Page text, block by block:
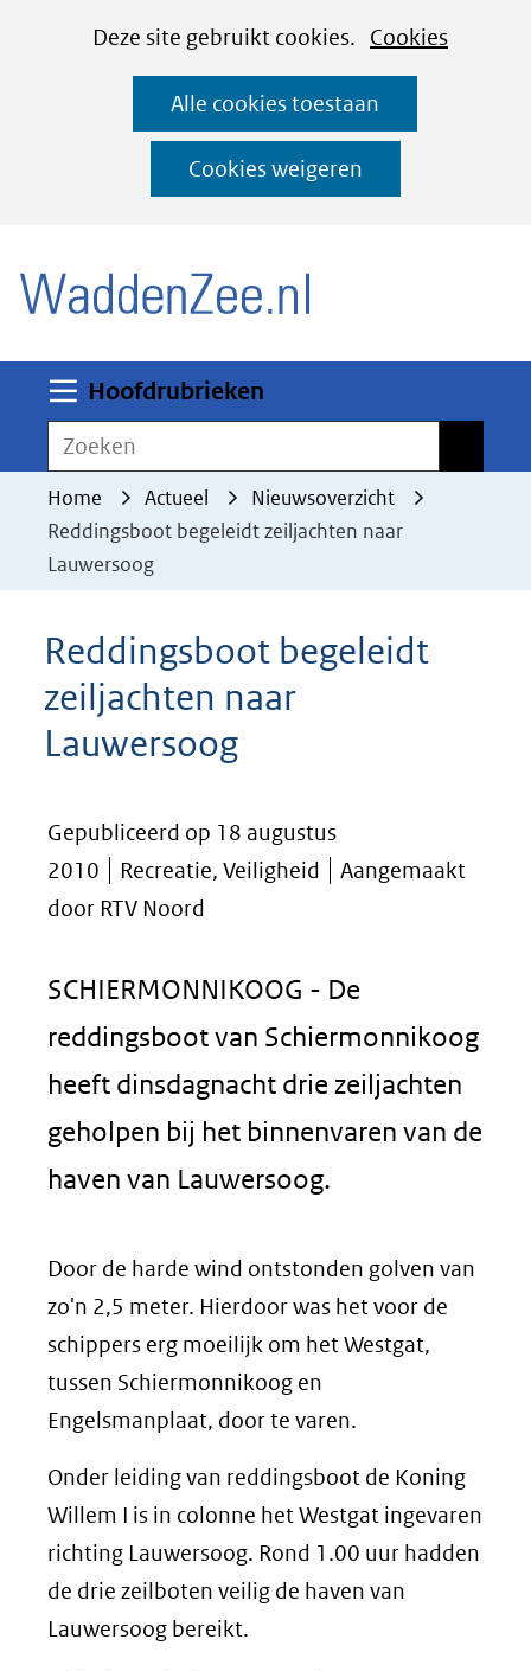
CookiesDeze site gebruikt cookies. Cookies
deze
worden
toegestaan
geweigerd.
Alle cookies toestaan
Cookies weigeren
Ga
naar
de
inhoud
Hoofdrubrieken
Zoeken
Home Actueel
Nieuwsoverzicht
Reddingsboot begeleidt zeiljachten naar
Lauwersoog
Reddingsboot begeleidt
zeiljachten naar
Lauwersoog
Gepubliceerd op 18 augustus
2010
Recreatie, Veiligheid
Aangemaakt
door RTV Noord
SCHIERMONNIKOOG - De
reddingsboot van Schiermonnikoog
heeft dinsdagnacht drie zeiljachten
geholpen bij het binnenvaren van de
haven van Lauwersoog.
Door de harde wind ontstonden golven van
zo'n 2,5 meter. Hierdoor was het voor de
schippers erg moeilijk om het Westgat,
tussen Schiermonnikoog en
Engelsmanplaat, door te varen.
Onder leiding van reddingsboot de Koning
Willem I is in colonne het Westgat ingevaren
richting Lauwersoog. Rond 1.00 uur hadden
de drie zeilboten veilig de haven van
Lauwersoog bereikt.